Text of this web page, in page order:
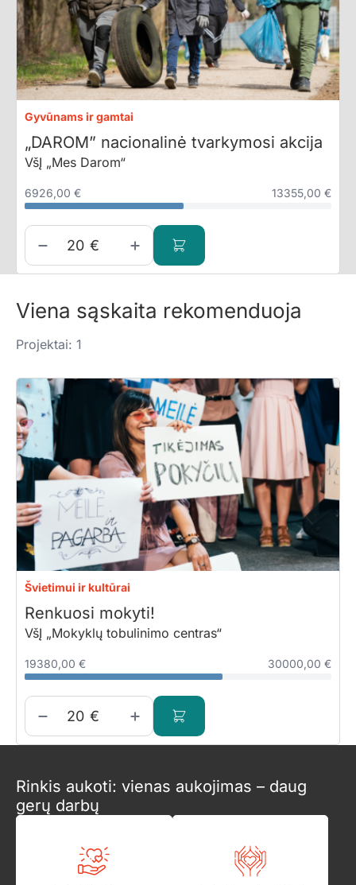
Gyvūnams ir gamtai
„DAROM” nacionalinė tvarkymosi akcija
VšĮ „Mes Darom“
6926,00 € 13355,00 €
€
Viena sąskaita rekomenduoja
Projektai: 1
Švietimui ir kultūrai
Renkuosi mokyti!
VšĮ „Mokyklų tobulinimo centras“
19380,00 € 30000,00 €
€
Rinkis aukoti: vienas aukojimas – daug
gerų darbų